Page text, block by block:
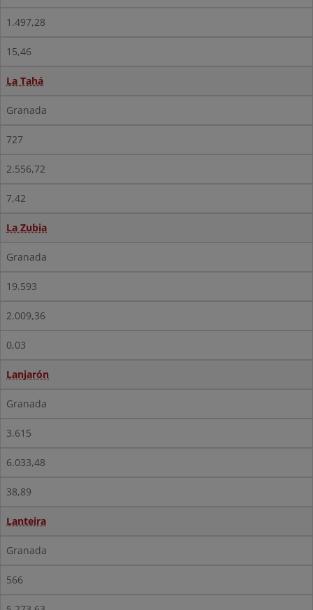
1.497,28
15,46
La Tahá
Granada
727
2.556,72
7,42
La Zubia
Granada
19.593
2.009,36
0,03
Lanjarón
Granada
3.615
6.033,48
38,89
Lanteira
Granada
566